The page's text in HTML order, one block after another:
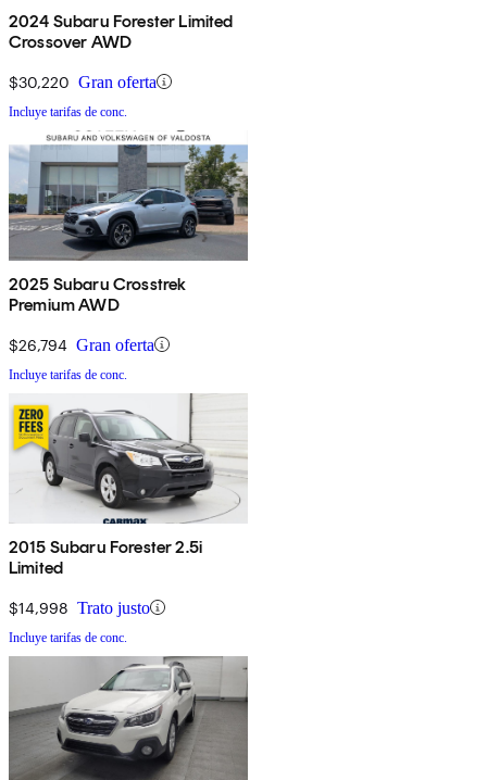
2024 Subaru Forester Limited
Crossover AWD
$30,220 Gran oferta
Incluye tarifas de conc.
2025 Subaru Crosstrek
Premium AWD
$26,794 Gran oferta
Incluye tarifas de conc.
2015 Subaru Forester 2.5i
Limited
$14,998 Trato justo
Incluye tarifas de conc.